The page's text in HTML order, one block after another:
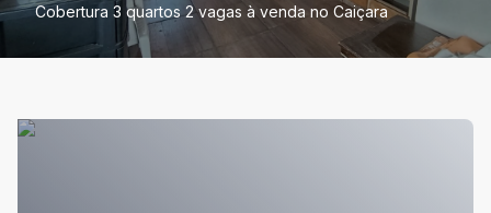
Cobertura 3 quartos 2 vagas à venda no Caiçara